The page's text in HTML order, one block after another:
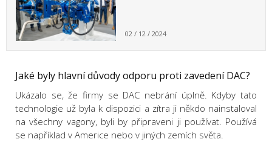
02 / 12 / 2024
Jaké byly hlavní důvody odporu proti zavedení DAC?
Ukázalo se, že firmy se DAC nebrání úplně. Kdyby tato
technologie už byla k dispozici a zítra ji někdo nainstaloval
na všechny vagony, byli by připraveni ji používat. Používá
se například v Americe nebo v jiných zemích světa.